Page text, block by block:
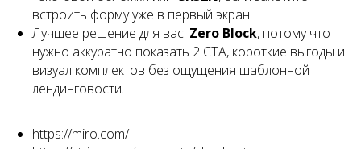
встроить форму уже в первый экран.
Лучшее решение для вас: Zero Block, потому что
нужно аккуратно показать 2 CTA, короткие выгоды и
визуал комплектов без ощущения шаблонной
лендинговости.
https://miro.com/